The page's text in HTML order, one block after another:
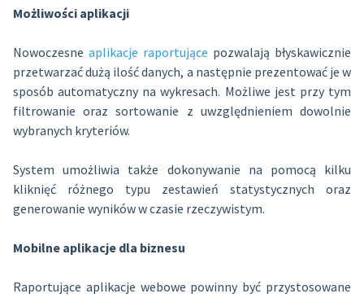
Możliwości aplikacji
Nowoczesne aplikacje raportujące pozwalają błyskawicznie
przetwarzać dużą ilość danych, a następnie prezentować je w
sposób automatyczny na wykresach. Możliwe jest przy tym
filtrowanie oraz sortowanie z uwzględnieniem dowolnie
wybranych kryteriów.
System umożliwia także dokonywanie na pomocą kilku
kliknięć różnego typu zestawień statystycznych oraz
generowanie wyników w czasie rzeczywistym.
Mobilne aplikacje dla biznesu
Raportujące aplikacje webowe powinny być przystosowane